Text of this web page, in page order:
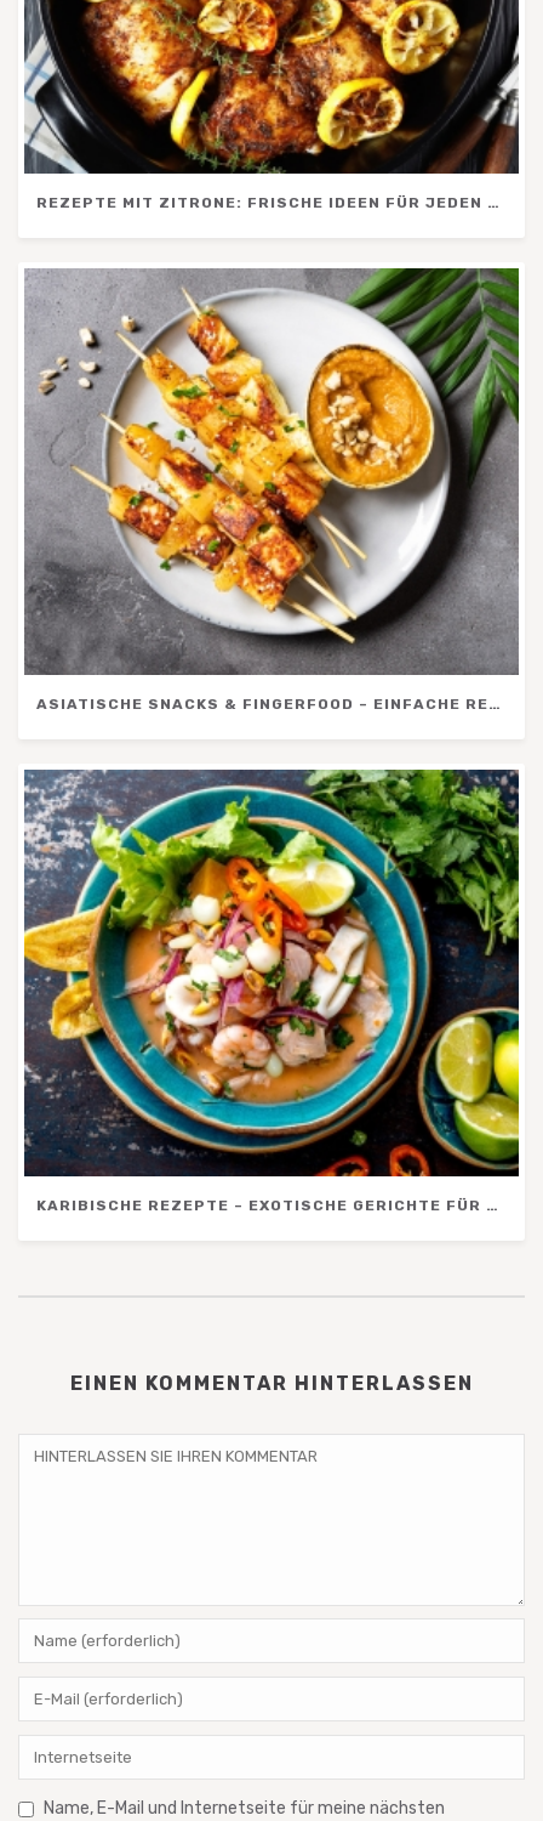
REZEPTE MIT ZITRONE: FRISCHE IDEEN FÜR JEDEN TAG
ASIATISCHE SNACKS & FINGERFOOD – EINFACHE REZEPTE FÜR SOMMER, GRILLABEND & PICKNICK
KARIBISCHE REZEPTE – EXOTISCHE GERICHTE FÜR URLAUBSFEELING ZU HAUSE
EINEN KOMMENTAR HINTERLASSEN
Name, E-Mail und Internetseite für meine nächsten